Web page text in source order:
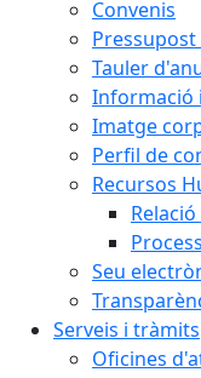
Convenis
Tauler
Informació
Imatge
Perfil de
Recursos
Seu
Serveis i tràmits
Oficines